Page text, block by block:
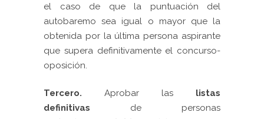
el caso de que la puntuación del
autobaremo sea igual o mayor que la
obtenida por la última persona aspirante
que supera definitivamente el concurso-
oposición.
Tercero. Aprobar las listas
definitivas de personas